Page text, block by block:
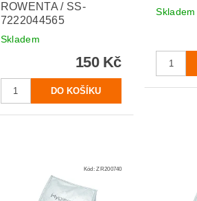
ROWENTA / SS-
7222044565
Skladem
150 Kč
Skladem
Kód:ZR200740